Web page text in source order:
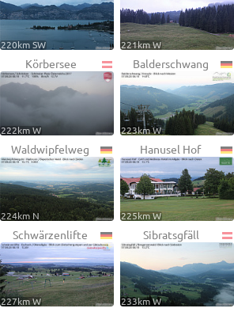
220km SW 221km W
Körbersee
222km W
Balderschwang
223km W
Waldwipfelweg
224km N
Hanusel Hof
225km W
Schwärzenlifte
227km W
Sibratsgfäll
233km W